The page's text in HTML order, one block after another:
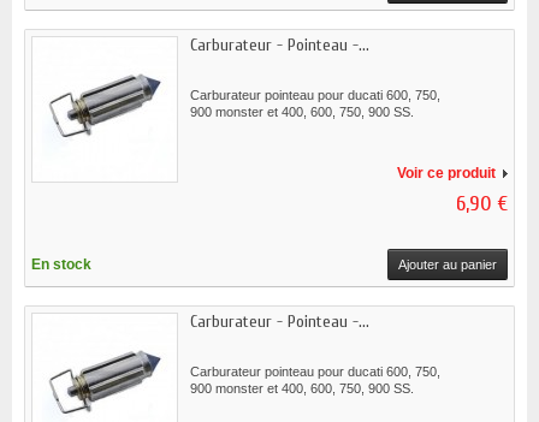
Carburateur - Pointeau -...
Carburateur pointeau pour ducati 600, 750,
900 monster et 400, 600, 750, 900 SS.
Voir ce produit
6,90 €
En stock Ajouter au panier
Carburateur - Pointeau -...
Carburateur pointeau pour ducati 600, 750,
900 monster et 400, 600, 750, 900 SS.